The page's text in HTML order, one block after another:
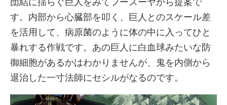
団結に揺らぐ巨人をみてフースーヤから提案で
す。内部から心臓部を叩く、巨人とのスケール差
を活用して、病原菌のように体の中に入ってひと
暴れする作戦です。あの巨人に白血球みたいな防
御細胞があるかはわかりませんが、鬼を内側から
退治した一寸法師にセシルがなるのです。